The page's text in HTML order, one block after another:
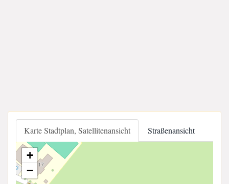
Karte Stadtplan, Satellitenansicht Straßenansicht
+
−